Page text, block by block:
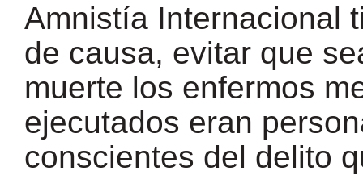
Amnistía Internacional
de causa, evitar que
muerte los enfermos
ejecutados eran
conscientes del delito